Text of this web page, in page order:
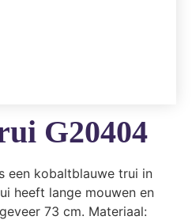
G20404
een kobaltblauwe trui in
heeft lange mouwen en
73 cm. Materiaal: